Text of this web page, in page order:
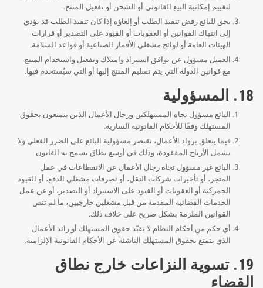
لتقييم إمكانية البيع القانوني أو الشحن أو تفعيل المنتج.
يحق للبائع رفض تنفيذ الطلب أو إلغاؤه إذا كان تنفيذ الطلب قد يؤدي
إلى انتهاك القوانين أو العقوبات أو القيود على التصدير أو قرارات
الهيئات العامة أو لوائح مشغلي الأقمار الصناعية أو قواعد السلامة.
العميل مسؤول عن توافق استيراد وامتلاك وتفعيل واستخدام المنتج
مع قوانين الدولة التي يتم تسليم المنتج إليها أو التي سيُستخدم فيها.
18. المسؤولية
البائع مسؤول تجاه المستهلكين ورجال الأعمال الذين يتمتعون بحقوق
المستهلك وفقًا للأحكام القانونية السارية.
فيما يتعلق برواد الأعمال، تقتصر مسؤولية البائع على الضرر الفعلي ولا
تشمل الأرباح المفقودة، وذلك في أوسع نطاق يسمح به القانون.
البائع غير مسؤول تجاه رجال الأعمال عن الانقطاعات في عمل
المتجر، أو تأخيرات شركات النقل، أو تصرفات مشغلي الدفع، أو القيود
الجمركية أو العقوبات أو القيود على الاستيراد أو التصدير، أو عن عمل
الخدمات الفضائية المقدمة من قبل مشغلين خارجيين، ما لم تنص
القوانين الملزمة بشكل صريح على خلاف ذلك.
أي حكم من أحكام النظام لا يقيّد حقوق المستهلك أو رائد الأعمال
الذي يتمتع بحقوق المستهلك الناشئة عن الأحكام القانونية الإلزامية.
19. تسوية النزاعات خارج نطاق
القضاء